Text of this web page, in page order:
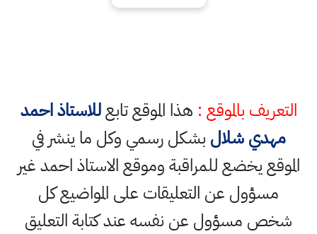
التعريف بالموقع : هذا الموقع تابعللاستاذ احمد
مهدي شلال بشكل رسمي وكل ما ينشر في
الموقع يخضع للمراقبة وموقع الاستاذ احمد غير
مسؤول عن التعليقات على المواضيع كل
شخص مسؤول عن نفسه عند كتابة التعليق